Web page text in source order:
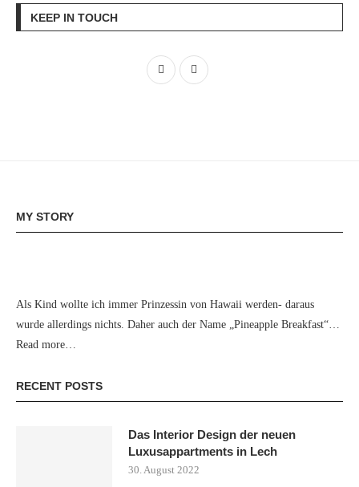
KEEP IN TOUCH
MY STORY
Als Kind wollte ich immer Prinzessin von Hawaii werden- daraus
wurde allerdings nichts. Daher auch der Name „Pineapple Breakfast“…
Read more…
RECENT POSTS
Das Interior Design der neuen
Luxusappartments in Lech
30. August 2022